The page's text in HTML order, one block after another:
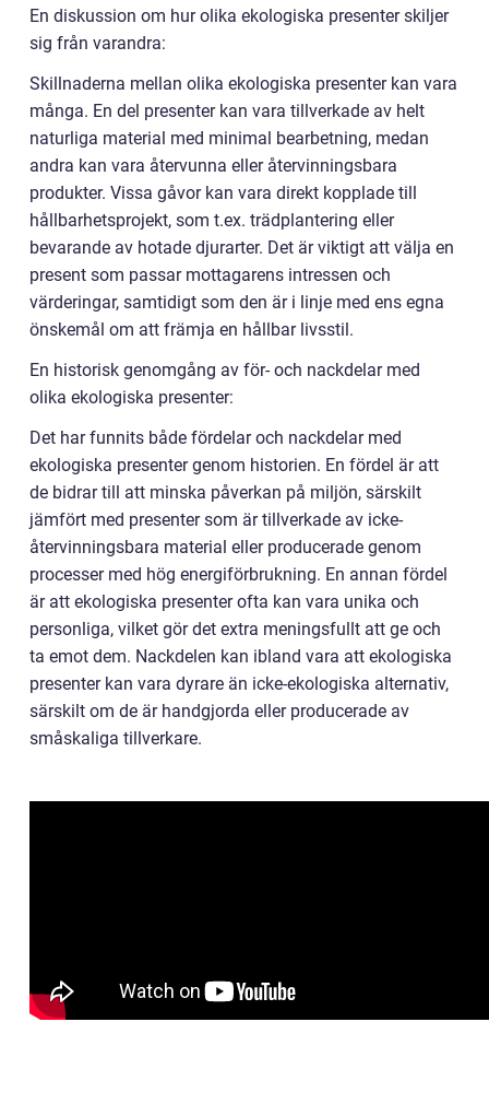
En diskussion om hur olika ekologiska presenter skiljer
sig från varandra:
Skillnaderna mellan olika ekologiska presenter kan vara
många. En del presenter kan vara tillverkade av helt
naturliga material med minimal bearbetning, medan
andra kan vara återvunna eller återvinningsbara
produkter. Vissa gåvor kan vara direkt kopplade till
hållbarhetsprojekt, som t.ex. trädplantering eller
bevarande av hotade djurarter. Det är viktigt att välja en
present som passar mottagarens intressen och
värderingar, samtidigt som den är i linje med ens egna
önskemål om att främja en hållbar livsstil.
En historisk genomgång av för- och nackdelar med
olika ekologiska presenter:
Det har funnits både fördelar och nackdelar med
ekologiska presenter genom historien. En fördel är att
de bidrar till att minska påverkan på miljön, särskilt
jämfört med presenter som är tillverkade av icke-
återvinningsbara material eller producerade genom
processer med hög energiförbrukning. En annan fördel
är att ekologiska presenter ofta kan vara unika och
personliga, vilket gör det extra meningsfullt att ge och
ta emot dem. Nackdelen kan ibland vara att ekologiska
presenter kan vara dyrare än icke-ekologiska alternativ,
särskilt om de är handgjorda eller producerade av
småskaliga tillverkare.